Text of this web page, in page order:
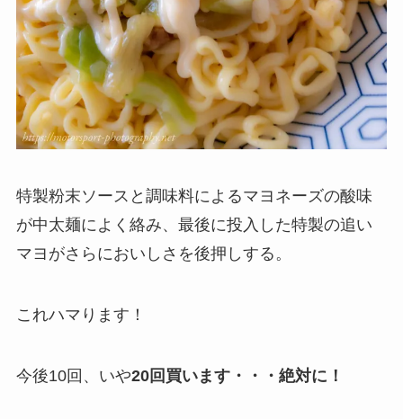
特製粉末ソースと調味料によるマヨネーズの酸味
が中太麺によく絡み、最後に投入した特製の追い
マヨがさらにおいしさを後押しする。
これハマります！
今後10回、いや20回買います・・・絶対に！